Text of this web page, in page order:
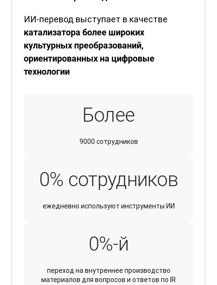
ИИ-перевод выступает в качестве
катализатора более широких
культурных преобразований,
ориентированных на цифровые
технологии
Более
9000 сотрудников
0% сотрудников
ежедневно используют инструменты ИИ
0%-й
переход на внутреннее производство
материалов для вопросов и ответов по IR